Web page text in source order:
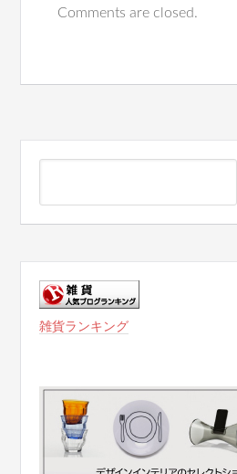
Comments are closed.
雑貨ランキング